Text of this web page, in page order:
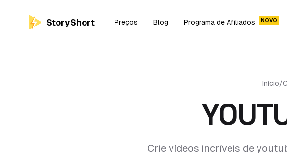
StoryShort Preços Blog Programa de Afiliados NOVO
Início/
Crie vídeos incríveis de